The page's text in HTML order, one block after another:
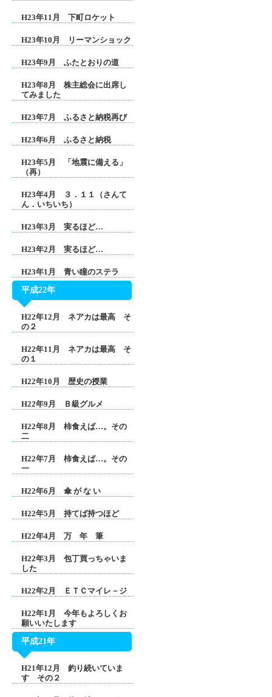
H23年11月 下町ロケット
H23年10月 リーマンショック
H23年9月 ふたとおりの道
H23年8月 株主総会に出席し
てみました
H23年7月 ふるさと納税再び
H23年6月 ふるさと納税
H23年5月 「地震に備える」
（再）
H23年4月 ３．１１（さんて
ん．いちいち）
H23年3月 実るほど…
H23年2月 実るほど…
H23年1月 青い瞳のステラ
平成22年
H22年12月 ネアカは最高 そ
の２
H22年11月 ネアカは最高 そ
の１
H22年10月 歴史の授業
H22年9月 Ｂ級グルメ
H22年8月 柿食えば…。その
二
H22年7月 柿食えば…。その
一
H22年6月 傘 が な い
H22年5月 持てば持つほど
H22年4月 万 年 筆
H22年3月 包丁買っちゃいま
した
H22年2月 ＥＴＣマイレ－ジ
H22年1月 今年もよろしくお
願いいたします
平成21年
H21年12月 釣り続いていま
す その２